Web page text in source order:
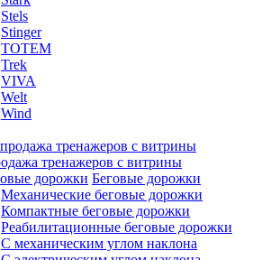
Stels
Stinger
TOTEM
Trek
VIVA
Welt
Wind
тренажеров с витрины
Беговые дорожки
Механические беговые дорожки
Компактные беговые дорожки
Реабилитационные беговые дорожки
С механическим углом наклона